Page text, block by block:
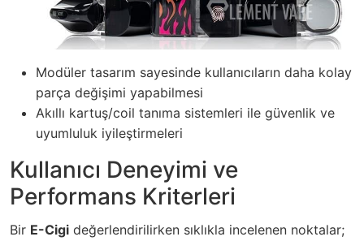
Modüler tasarım sayesinde kullanıcıların daha kolay
parça değişimi yapabilmesi
Akıllı kartuş/coil tanıma sistemleri ile güvenlik ve
uyumluluk iyileştirmeleri
Kullanıcı Deneyimi ve
Performans Kriterleri
Bir E-Cigi değerlendirilirken sıklıkla incelenen noktalar;